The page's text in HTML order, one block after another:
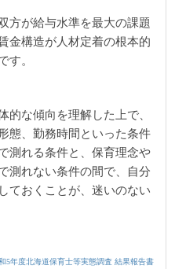
方が給与水準を最大の課題
金構造が人材定着の根本的
す。
的な傾向を理解した上で、
態、勤務時間といった条件
測れる条件と、保育理念や
測れない条件の間で、自分
ておくことが、迷いのない
5年度北海道保育士等実態調査 結果報告書